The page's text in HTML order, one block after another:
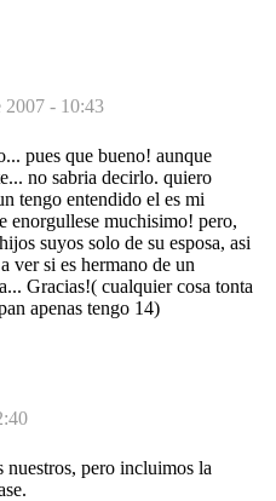
2007 - 10:43
pues que bueno! aunque
no sabria decirlo. quiero
tengo entendido el es mi
enorgullese muchisimo! pero,
suyos solo de su esposa, asi
ver si es hermano de un
Gracias!( cualquier cosa tonta
apenas tengo 14)
pero incluimos la